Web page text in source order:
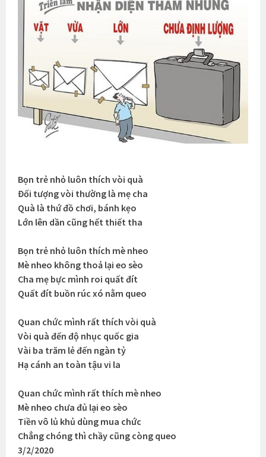
Bọn trẻ nhỏ luôn thích vòi quà
Đối tượng vòi thường là mẹ cha
Quà là thứ đồ chơi, bánh kẹo
Lớn lên dần cũng hết thiết tha
Bọn trẻ nhỏ luôn thích mè nheo
Mè nheo không thoả lại eo sèo
Cha mẹ bực mình roi quất đít
Quất đít buồn rúc xó nằm queo
Quan chức mình rất thích vòi quà
Vòi quà đến độ nhục quốc gia
Vài ba trăm lẻ đến ngàn tỷ
Hạ cánh an toàn tậu vi la
Quan chức mình rất thích mè nheo
Mè nheo chưa đủ lại eo sèo
Tiền vô lủ khủ dùng mua chức
Chẳng chóng thì chầy cũng còng queo
3/2/2020